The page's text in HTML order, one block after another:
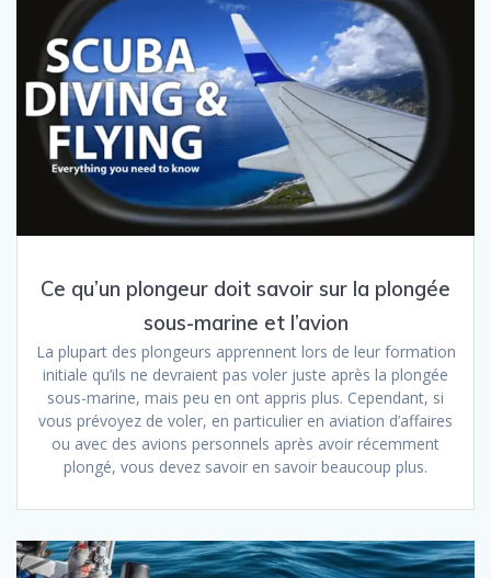
Ce qu’un plongeur doit savoir sur la plongée
sous-marine et l’avion
La plupart des plongeurs apprennent lors de leur formation
initiale qu’ils ne devraient pas voler juste après la plongée
sous-marine, mais peu en ont appris plus. Cependant, si
vous prévoyez de voler, en particulier en aviation d’affaires
ou avec des avions personnels après avoir récemment
plongé, vous devez savoir en savoir beaucoup plus.